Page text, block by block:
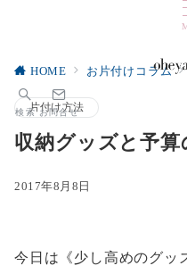
検索 お問合せ
HOME お片付けコラム
片付け方法
収納グッズと予
2017年8月8日
今日は《少し高めのグッ